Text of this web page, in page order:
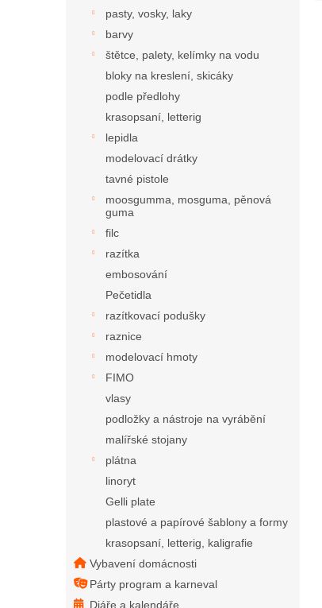
pasty, vosky, laky
barvy
štětce, palety, kelímky na vodu
bloky na kreslení, skicáky
podle předlohy
krasopsaní, letterig
lepidla
modelovací drátky
tavné pistole
moosgumma, mosguma, pěnová
guma
filc
razítka
embosování
Pečetidla
razítkovací podušky
raznice
modelovací hmoty
FIMO
vlasy
podložky a nástroje na vyrábění
malířské stojany
plátna
linoryt
Gelli plate
plastové a papírové šablony a formy
krasopsaní, letterig, kaligrafie
Vybavení domácnosti
Párty program a karneval
Diáře a kalendáře